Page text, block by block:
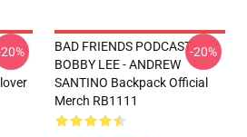
BAD FRIENDS PODCAST -
BOBBY LEE - ANDREW
SANTINO Backpack Official
Merch RB1111
-20%